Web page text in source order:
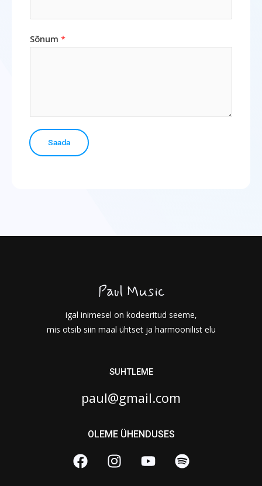
Sõnum *
Saada
Paul Music
igal inimesel on kodeeritud seeme,
mis otsib siin maal ühtset ja harmoonilist elu
SUHTLEME
paul@gmail.com
OLEME ÜHENDUSES